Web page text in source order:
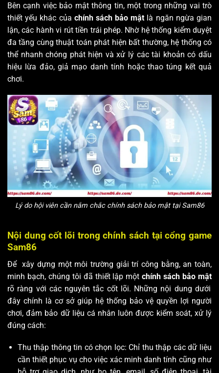
Bên cạnh việc bảo mật thông tin, một trong những vai trò
thiết yếu khác của chính sách bảo mật là ngăn ngừa gian
lận, các hành vi rút tiền trái phép. Nhờ hệ thống kiểm duyệt
đa tầng cùng thuật toán phát hiện bất thường, hệ thống có
thể nhanh chóng phát hiện và xử lý các tài khoản có dấu
hiệu lừa đảo, giả mạo danh tính hoặc thao túng kết quả
chơi.
Lý do hội viên cần nắm chắc chính sách bảo mật tại Sam86
Nội dung cốt lõi trong chính sách tại cổng game
Sam86
Để xây dựng một môi trường giải trí công bằng, an toàn,
minh bạch, chúng tôi đã thiết lập một chính sách bảo mật
rõ ràng với các nguyên tắc cốt lõi. Những nội dung dưới
đây chính là cơ sở giúp hệ thống bảo vệ quyền lợi người
chơi, đảm bảo dữ liệu cá nhân luôn được kiểm soát, xử lý
đúng cách:
Thu thập thông tin có chọn lọc: Chỉ thu thập các dữ liệu
cần thiết phục vụ cho việc xác minh danh tính cũng như